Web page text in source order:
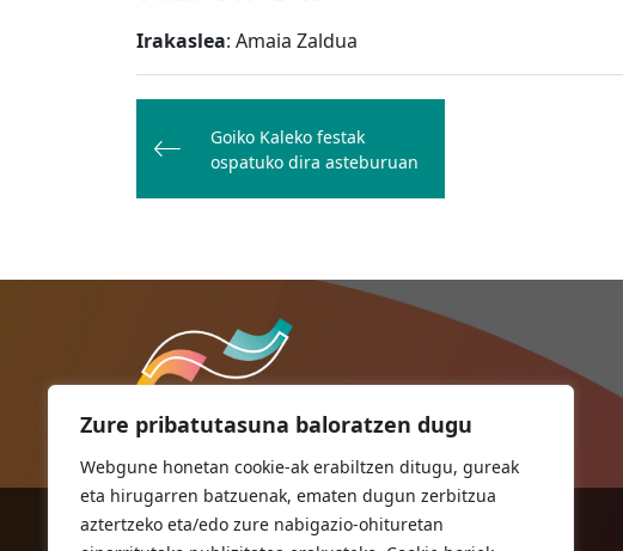
Zure pribatutasuna baloratzen dugu
Webgune honetan cookie-ak erabiltzen ditugu, gureak
eta hirugarren batzuenak, ematen dugun zerbitzua
aztertzeko eta/edo zure nabigazio-ohituretan
Irakaslea: Amaia Zaldua
Bidalketetan
zehar
nabigatu
Goiko Kaleko festak
ospatuko dira asteburuan
ORIOKO UDALA